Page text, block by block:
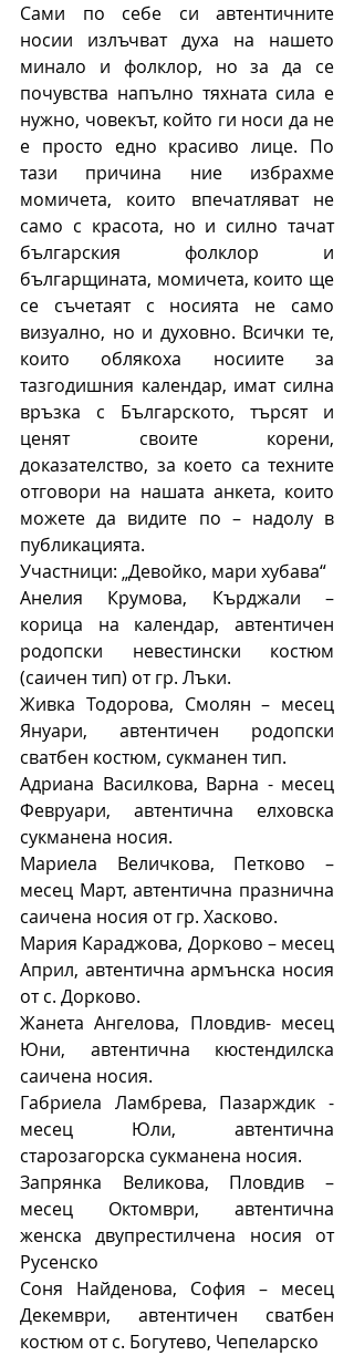
Сами по себе си автентичните
носии излъчват духа на нашето
минало и фолклор, но за да се
почувства напълно тяхната сила е
нужно, човекът, който ги носи да не
е просто едно красиво лице. По
тази причина ние избрахме
момичета, които впечатляват не
само с красота, но и силно тачат
българския фолклор и
българщината, момичета, които ще
се съчетаят с носията не само
визуално, но и духовно. Всички те,
които облякоха носиите за
тазгодишния календар, имат силна
връзка с Българското, търсят и
ценят своите корени,
доказателство, за което са техните
отговори на нашата анкета, които
можете да видите по – надолу в
публикацията.
Участници: „Девойко, мари хубава“
Анелия Крумова, Кърджали –
корица на календар, автентичен
родопски невестински костюм
(саичен тип) от гр. Лъки.
Живка Тодорова, Смолян – месец
Януари, автентичен родопски
сватбен костюм, сукманен тип.
Адриана Василкова, Варна - месец
Февруари, автентична елховска
сукманена носия.
Мариела Величкова, Петково –
месец Март, автентична празнична
саичена носия от гр. Хасково.
Мария Караджова, Дорково – месец
Април, автентична армънска носия
от с. Дорково.
Жанета Ангелова, Пловдив- месец
Юни, автентична кюстендилска
саичена носия.
Габриела Ламбрева, Пазарждик -
месец Юли, автентична
старозагорска сукманена носия.
Запрянка Великова, Пловдив –
месец Октомври, автентична
женска двупрестилчена носия от
Русенско
Соня Найденова, София – месец
Декември, автентичен сватбен
костюм от с. Богутево, Чепеларско